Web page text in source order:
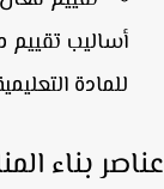
أساليب تقييم
للمادة التعليمية.
بناء